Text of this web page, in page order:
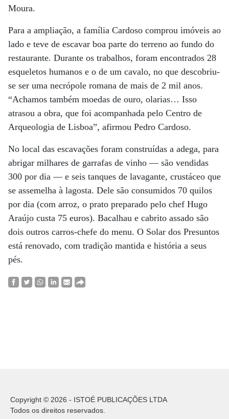
Moura.
Para a ampliação, a família Cardoso comprou imóveis ao
lado e teve de escavar boa parte do terreno ao fundo do
restaurante. Durante os trabalhos, foram encontrados 28
esqueletos humanos e o de um cavalo, no que descobriu-
se ser uma necrópole romana de mais de 2 mil anos.
“Achamos também moedas de ouro, olarias… Isso
atrasou a obra, que foi acompanhada pelo Centro de
Arqueologia de Lisboa”, afirmou Pedro Cardoso.
No local das escavações foram construídas a adega, para
abrigar milhares de garrafas de vinho — são vendidas
300 por dia — e seis tanques de lavagante, crustáceo que
se assemelha à lagosta. Dele são consumidos 70 quilos
por dia (com arroz, o prato preparado pelo chef Hugo
Araújo custa 75 euros). Bacalhau e cabrito assado são
dois outros carros-chefe do menu. O Solar dos Presuntos
está renovado, com tradição mantida e história a seus
pés.
Copyright © 2026 - ISTOÉ PUBLICAÇÕES LTDA
Todos os direitos reservados.